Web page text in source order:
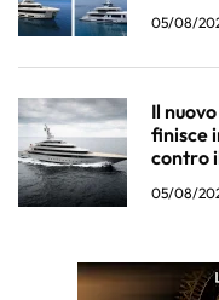
05/08/
Il
finisce
contro
05/08/